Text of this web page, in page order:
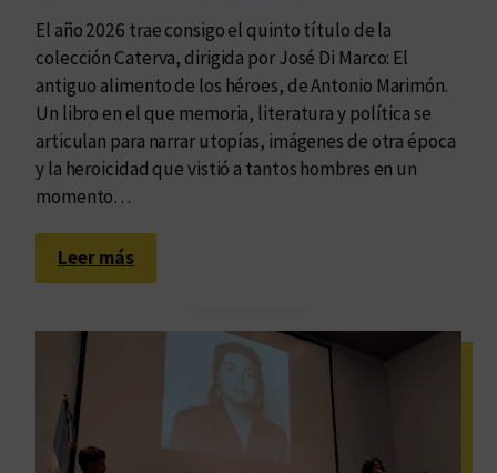
El año 2026 trae consigo el quinto título de la
colección Caterva, dirigida por José Di Marco: El
antiguo alimento de los héroes, de Antonio Marimón.
Un libro en el que memoria, literatura y política se
articulan para narrar utopías, imágenes de otra época
y la heroicidad que vistió a tantos hombres en un
momento…
Leer más:
E